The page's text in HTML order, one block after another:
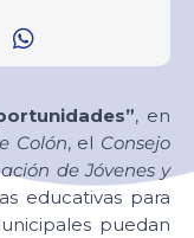
, en
Colón, el Consejo
de Jóvenes y
educativas para
puedan